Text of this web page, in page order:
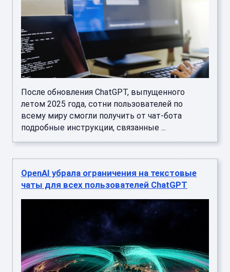
После обновления ChatGPT, выпущенного
летом 2025 года, сотни пользователей по
всему миру смогли получить от чат-бота
подробные инструкции, связанные ...
OpenAI убрала ограничения на текстовые
чаты для всех пользователей ChatGPT